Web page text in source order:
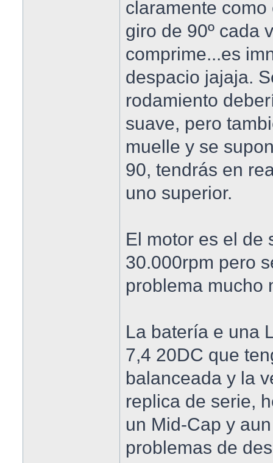
claramente
giro de 90º cada
comprime...es
despacio jajaja.
rodamiento
suave, pero
muelle y se
90, tendrás en
uno superior.
El motor es el de
30.000rpm pero
problema mucho
La batería e una
7,4 20DC que
balanceada y la
replica de serie,
un Mid-Cap y
problemas de